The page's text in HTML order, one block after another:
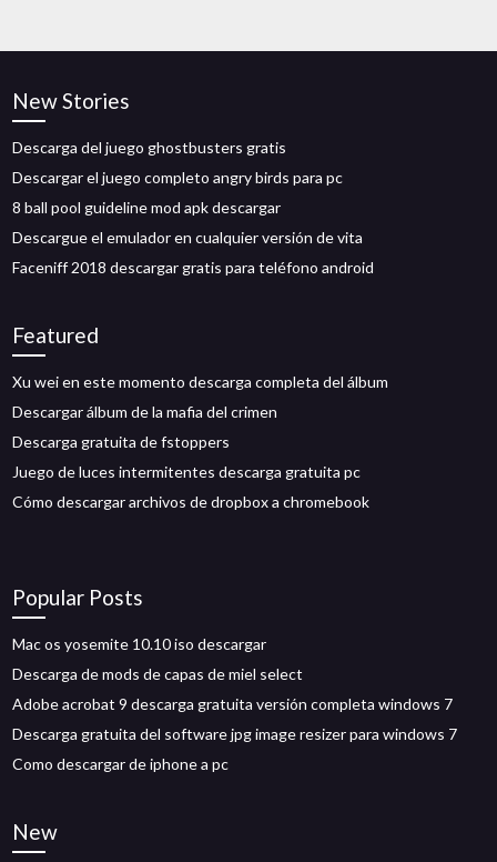
New Stories
Descarga del juego ghostbusters gratis
Descargar el juego completo angry birds para pc
8 ball pool guideline mod apk descargar
Descargue el emulador en cualquier versión de vita
Faceniff 2018 descargar gratis para teléfono android
Featured
Xu wei en este momento descarga completa del álbum
Descargar álbum de la mafia del crimen
Descarga gratuita de fstoppers
Juego de luces intermitentes descarga gratuita pc
Cómo descargar archivos de dropbox a chromebook
Popular Posts
Mac os yosemite 10.10 iso descargar
Descarga de mods de capas de miel select
Adobe acrobat 9 descarga gratuita versión completa windows 7
Descarga gratuita del software jpg image resizer para windows 7
Como descargar de iphone a pc
New